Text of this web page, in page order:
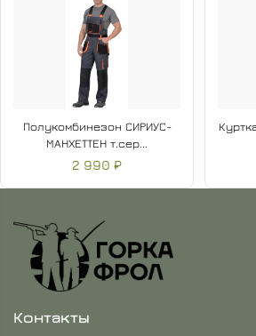
Полукомбинезон СИРИУС-
МАНХЕТТЕН т.сер...
2 990 ₽
Контакты